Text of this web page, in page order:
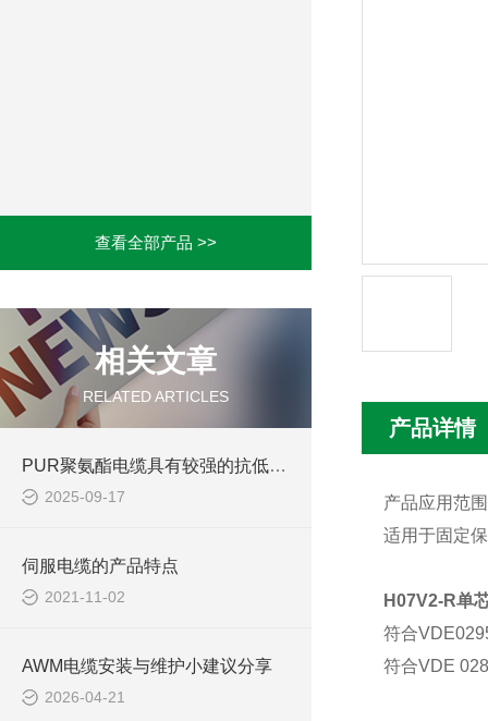
查看全部产品 >>
相关文章
RELATED ARTICLES
PUR聚氨酯电缆具有较强的抗低温性能
2025-09-17
伺服电缆的产品特点
2021-11-02
AWM电缆安装与维护小建议分享
2026-04-21
产品详情
产品应用范
适用于固定
H07V2-R单
符合
符合VDE